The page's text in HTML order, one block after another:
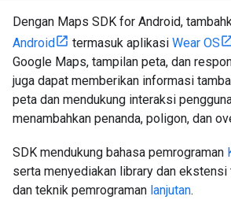
Dengan Maps SDK for Android,
Android
termasuk aplikasi Wear OS
Google Maps, tampilan peta, dan
juga dapat memberikan informasi
peta dan mendukung interaksi
menambahkan penanda, poligon, dan
SDK mendukung bahasa pemrograman
serta menyediakan library dan ekstensi
dan teknik pemrograman lanjutan.